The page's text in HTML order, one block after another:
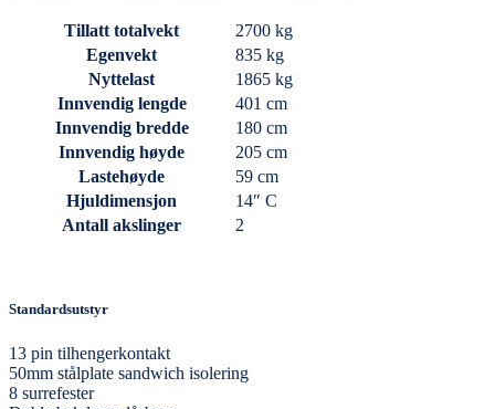
Tillatt totalvekt
2700 kg
Egenvekt
835 kg
Nyttelast
1865 kg
Innvendig lengde
401 cm
Innvendig bredde
180 cm
Innvendig høyde
205 cm
Lastehøyde
59 cm
Hjuldimensjon
14″ C
Antall akslinger
2
Standardsutstyr
13 pin tilhengerkontakt
50mm stålplate sandwich isolering
8 surrefester